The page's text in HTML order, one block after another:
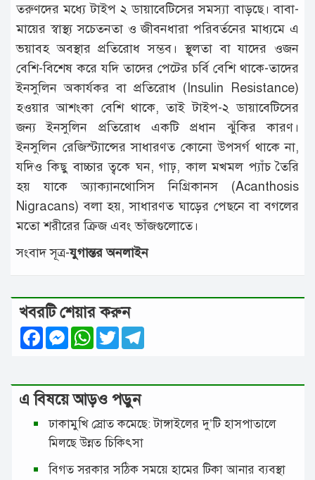
তরুণদের মধ্যে টাইপ ২ ডায়াবেটিসের সমস্যা বাড়ছে। বাবা-
মায়ের স্বাস্থ্য সচেতনতা ও জীবনধারা পরিবর্তনের মাধ্যমে এ
ভয়াবহ অবস্থার প্রতিরোধ সম্ভব। স্থূলতা বা যাদের ওজন
বেশি-বিশেষ করে যদি তাদের পেটের চর্বি বেশি থাকে-তাদের
ইনসুলিন অকার্যকর বা প্রতিরোধ (Insulin Resistance)
হওয়ার আশংকা বেশি থাকে, তাই টাইপ-২ ডায়াবেটিসের
জন্য ইনসুলিন প্রতিরোধ একটি প্রধান ঝুঁকির কারণ।
ইনসুলিন রেজিস্ট্যান্সের সাধারণত কোনো উপসর্গ থাকে না,
যদিও কিছু বাচ্চার ত্বকে ঘন, গাঢ়, কাল মখমল প্যাঁচ তৈরি
হয় যাকে অ্যাক্যানথোসিস নিগ্রিকানস (Acanthosis
Nigracans) বলা হয়, সাধারণত ঘাড়ের পেছনে বা বগলের
মতো শরীরের ক্রিজ এবং ভাঁজগুলোতে।
সংবাদ সূত্র-যুগান্তর অনলাইন
খবরটি শেয়ার করুন
FacebookMessenger
WhatsApp
Twitter
এ বিষয়ে আড়ও পড়ুন
ঢাকামুখি স্রোত কমেছে: টাঙ্গাইলের দু’টি হাসপাতালে
মিলছে উন্নত চিকিৎসা
বিগত সরকার সঠিক সময়ে হামের টিকা আনার ব্যবস্থা